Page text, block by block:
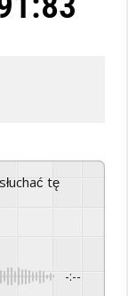
-:--